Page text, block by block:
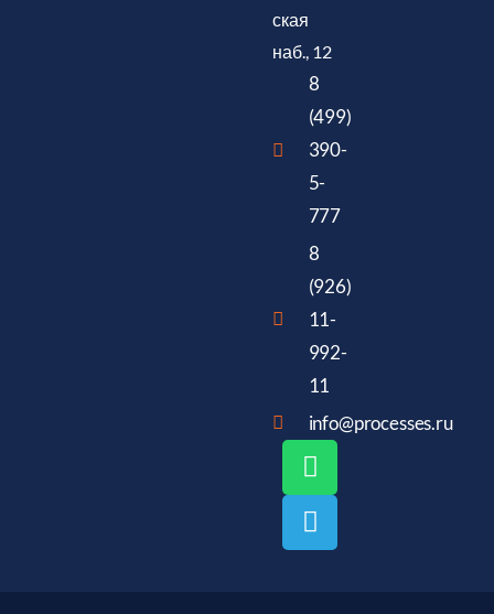
ская
наб., 12
8
(499)
390-
5-
777
8
(926)
11-
992-
11
info@processes.ru